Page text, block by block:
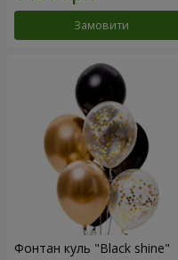
Замовити
Фонтан куль "Black shine"